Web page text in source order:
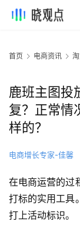
首页 电商资讯
鹿班主图投
复？正常情
样的？
电商增长专家-佳馨
在电商运营的过
打标的实用工具
打上活动标识。